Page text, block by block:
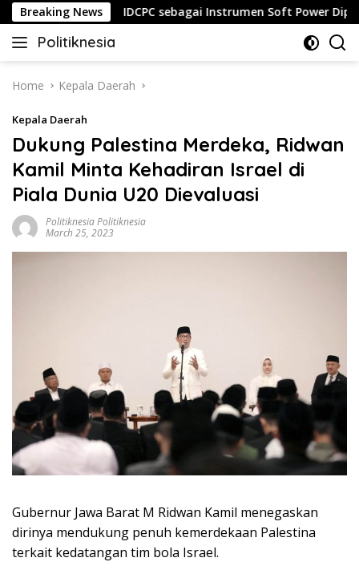
Skip
to
content
Breaking News
Luka IDCPC sebagai Instrumen Soft Power
Politiknesia
Politiknesia.com
Home Kepala Daerah
Kepala Daerah
Dukung Palestina Merdeka, Ridwan
Kamil Minta Kehadiran Israel di
Piala Dunia U20 Dievaluasi
Politiknesia Politiknesia
March 25, 2023
Gubernur Jawa Barat M Ridwan Kamil menegaskan
dirinya mendukung penuh kemerdekaan Palestina
terkait kedatangan tim bola Israel.